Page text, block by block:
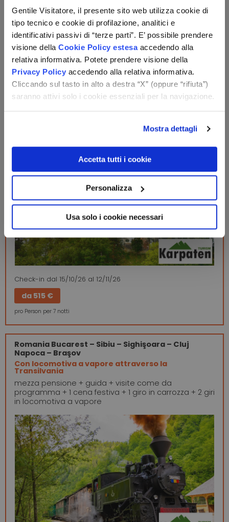
Gentile Visitatore, il presente sito web utilizza cookie di
tipo tecnico e cookie di profilazione, analitici e
identificativi passivi di “terze parti”. E’ possibile prendere
visione della Cookie Policy estesaaccedendo alla
relativa informativa. Potete prendere visione della
Privacy Policy accedendo alla relativa informativa.
Cliccando sul tasto in alto a destra “X” (oppure “rifiuta”)
saranno attivi solo i cookie essenziali per la navigazione.
Mostra dettagli
Accetta tutti i cookie
Personalizza
Usa solo i cookie necessari
Altri suggerimenti per te
RomaniaBucarest - Sinaia - Bran - Sibiu- Brașov -
Sighișoara
Check-in dal 15/10/26 al 12/11/26
da 515 €
pro Person per 7 notti
Romania Bucarest – Sibiu – Sighişoara – Cluj
Napoca – Braşov
Con locomotiva a vapore attraverso la
Transilvania
mezza pensione + guida + visite come da
programma + 1 cena festiva + 1 giro in carrozza + 2 giri
in locomotiva a vapore